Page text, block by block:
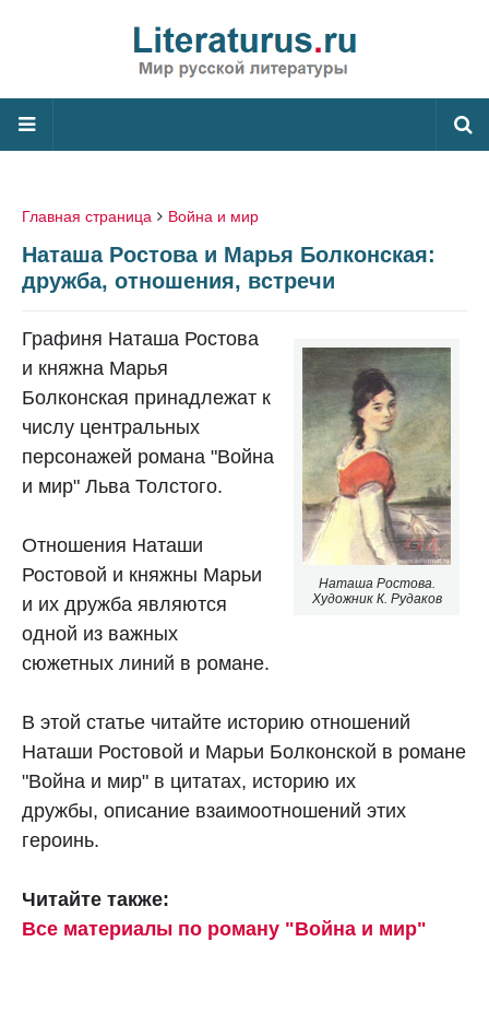
Главная страница Война и мир
Наташа Ростова и Марья Болконская:
дружба, отношения, встречи
Наташа Ростова.
Художник К. Рудаков
Графиня Наташа Ростова
и княжна Марья
Болконская принадлежат к
числу центральных
персонажей романа "Война
и мир" Льва Толстого.
Отношения Наташи
Ростовой и княжны Марьи
и их дружба являются
одной из важных
сюжетных линий в романе.
В этой статье читайте историю отношений
Наташи Ростовой и Марьи Болконской в романе
"Война и мир" в цитатах, историю их
дружбы, описание взаимоотношений этих
героинь.
Читайте также:
Все материалы по роману "Война и мир"